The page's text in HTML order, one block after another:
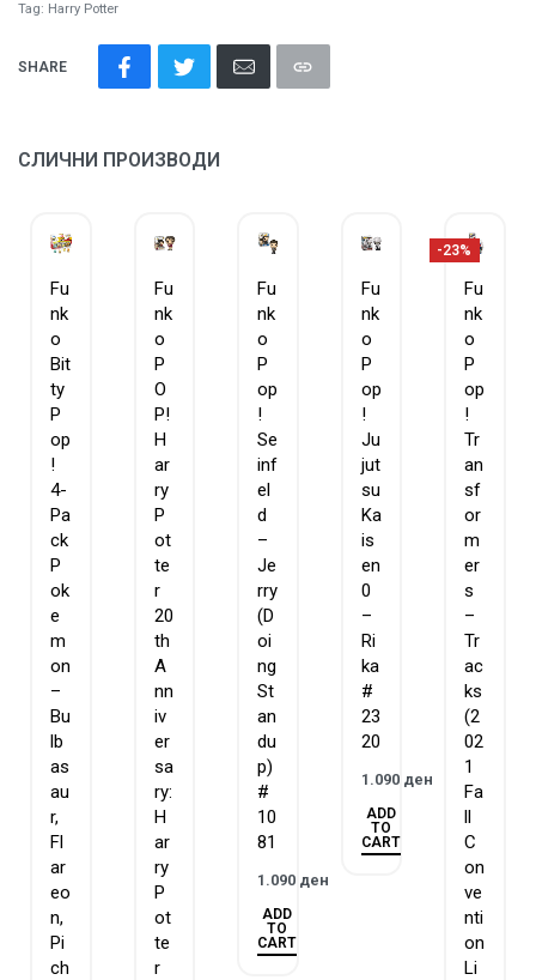
Tag: Harry Potter
SHARE
СЛИЧНИ ПРОИЗВОДИ
Fu
nk
o
Bit
ty
P
op
!
4-
Pa
ck
P
ok
e
m
on
–
Bu
lb
as
au
r,
Fl
ar
eo
n,
Pi
ch
Fu
nk
o
P
O
P!
H
ar
ry
P
ot
te
r
20
th
A
nn
iv
er
sa
ry:
H
ar
ry
P
ot
te
r
Fu
nk
o
P
op
!
Se
inf
el
d
–
Je
rry
(D
oi
ng
St
an
du
p)
#
10
81
1.090 ден
ADD
TO
CART
Fu
nk
o
P
op
!
Ju
jut
su
Ka
is
en
0
–
Ri
ka
#
23
20
1.090 ден
ADD
TO
CART
-23%
Fu
nk
o
P
op
!
Tr
an
sf
or
m
er
s
–
Tr
ac
ks
(2
02
1
Fa
ll
C
on
ve
nti
on
Li